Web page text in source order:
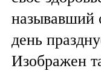
называвший
день
Изображен